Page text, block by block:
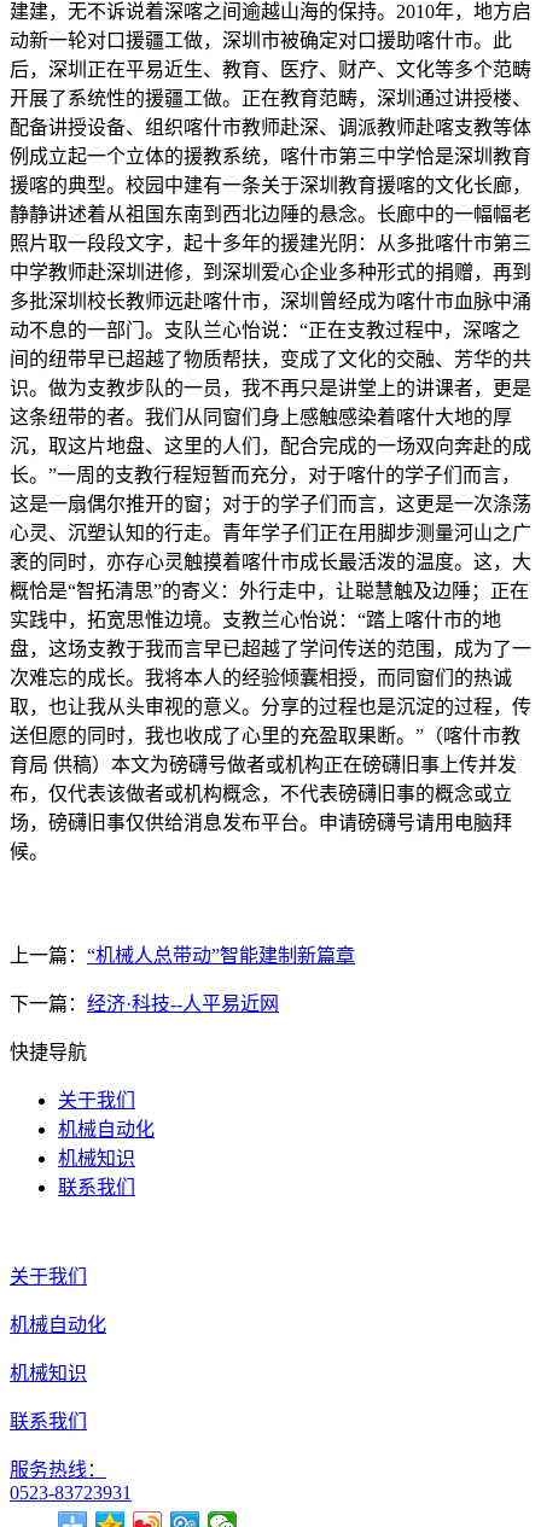
建建，无不诉说着深喀之间逾越山海的保持。2010年，地方启
动新一轮对口援疆工做，深圳市被确定对口援助喀什市。此
后，深圳正在平易近生、教育、医疗、财产、文化等多个范畴
开展了系统性的援疆工做。正在教育范畴，深圳通过讲授楼、
配备讲授设备、组织喀什市教师赴深、调派教师赴喀支教等体
例成立起一个立体的援教系统，喀什市第三中学恰是深圳教育
援喀的典型。校园中建有一条关于深圳教育援喀的文化长廊，
静静讲述着从祖国东南到西北边陲的悬念。长廊中的一幅幅老
照片取一段段文字，起十多年的援建光阴：从多批喀什市第三
中学教师赴深圳进修，到深圳爱心企业多种形式的捐赠，再到
多批深圳校长教师远赴喀什市，深圳曾经成为喀什市血脉中涌
动不息的一部门。支队兰心怡说：“正在支教过程中，深喀之
间的纽带早已超越了物质帮扶，变成了文化的交融、芳华的共
识。做为支教步队的一员，我不再只是讲堂上的讲课者，更是
这条纽带的者。我们从同窗们身上感触感染着喀什大地的厚
沉，取这片地盘、这里的人们，配合完成的一场双向奔赴的成
长。”一周的支教行程短暂而充分，对于喀什的学子们而言，
这是一扇偶尔推开的窗；对于的学子们而言，这更是一次涤荡
心灵、沉塑认知的行走。青年学子们正在用脚步测量河山之广
袤的同时，亦存心灵触摸着喀什市成长最活泼的温度。这，大
概恰是“智拓清思”的寄义：外行走中，让聪慧触及边陲；正在
实践中，拓宽思惟边境。支教兰心怡说：“踏上喀什市的地
盘，这场支教于我而言早已超越了学问传送的范围，成为了一
次难忘的成长。我将本人的经验倾囊相授，而同窗们的热诚
取，也让我从头审视的意义。分享的过程也是沉淀的过程，传
送但愿的同时，我也收成了心里的充盈取果断。”（喀什市教
育局 供稿）本文为磅礴号做者或机构正在磅礴旧事上传并发
布，仅代表该做者或机构概念，不代表磅礴旧事的概念或立
场，磅礴旧事仅供给消息发布平台。申请磅礴号请用电脑拜
候。
上一篇： “机械人总带动”智能建制新篇章
下一篇： 经济·科技--人平易近网
快捷导航
关于我们
机械自动化
机械知识
联系我们
关于我们
机械自动化
机械知识
联系我们
服务热线：
0523-83723931